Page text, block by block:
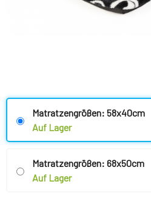
Matratzengrößen: 58x40cm
Auf Lager
Matratzengrößen: 68x50cm
Auf Lager